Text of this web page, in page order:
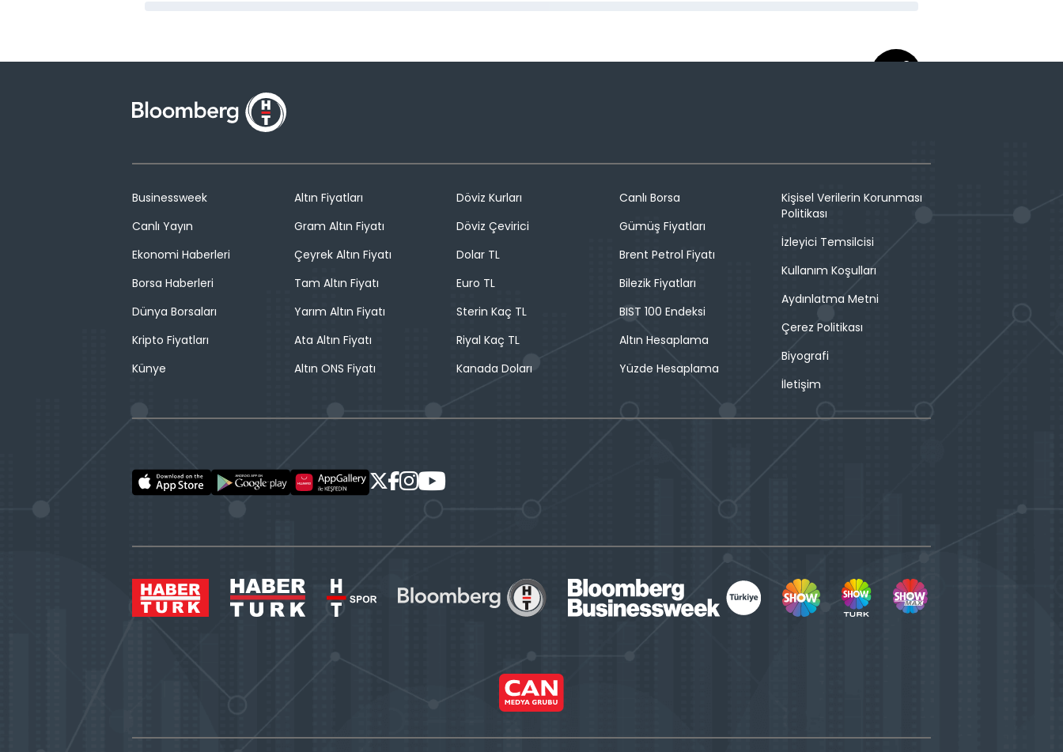
Businessweek
Canlı Yayın
Ekonomi Haberleri
Borsa Haberleri
Dünya Borsaları
Kripto Fiyatları
Künye
Altın Fiyatları
Gram Altın Fiyatı
Çeyrek Altın Fiyatı
Tam Altın Fiyatı
Yarım Altın Fiyatı
Ata Altın Fiyatı
Altın ONS Fiyatı
Döviz Kurları
Döviz Çevirici
Dolar TL
Euro TL
Sterin Kaç TL
Riyal Kaç TL
Kanada Doları
Canlı Borsa
Gümüş Fiyatları
Brent Petrol Fiyatı
Bilezik Fiyatları
BIST 100 Endeksi
Altın Hesaplama
Yüzde Hesaplama
Kişisel Verilerin Korunması
Politikası
İzleyici Temsilcisi
Kullanım Koşulları
Aydınlatma Metni
Çerez Politikası
Biyografi
İletişim